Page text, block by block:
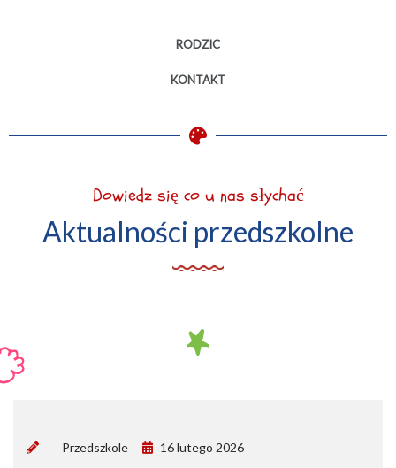
RODZIC
KONTAKT
Dowiedz się co u nas słychać
Aktualności przedszkolne
Przedszkole 16 lutego 2026